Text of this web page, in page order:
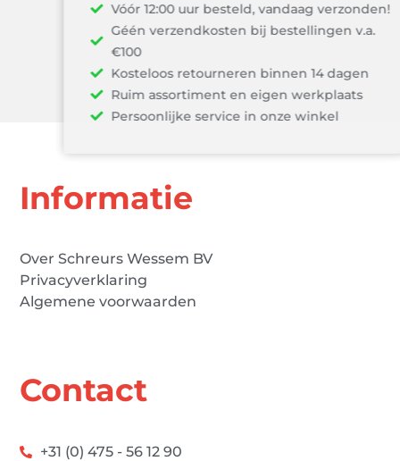
Vóór 12:00 uur besteld, vandaag verzonden!
Géén verzendkosten bij bestellingen v.a.
Kosteloos retourneren binnen 14 dagen
Ruim assortiment en eigen werkplaats
Persoonlijke service in onze winkel
Informatie
Over Schreurs Wessem BV
Privacyverklaring
Algemene voorwaarden
Contact
+31 (0) 475 - 56 12 90